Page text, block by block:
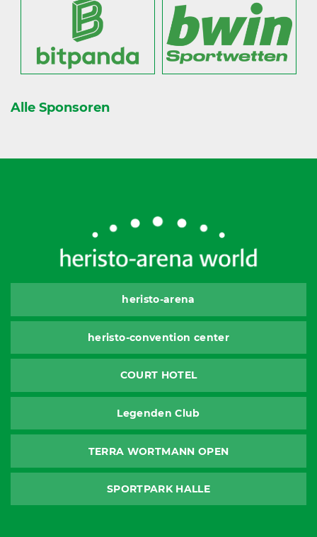
Alle Sponsoren
heristo-arena
heristo-convention center
COURT HOTEL
Legenden Club
TERRA WORTMANN OPEN
SPORTPARK HALLE